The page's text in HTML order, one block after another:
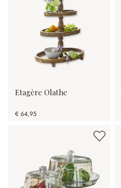
Etagère Olathe
€ 64,95